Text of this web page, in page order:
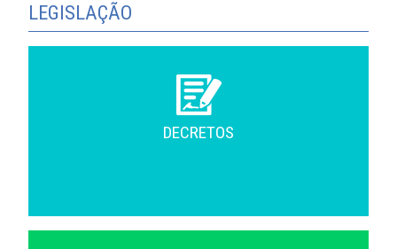
LEGISLAÇÃO
DECRETOS